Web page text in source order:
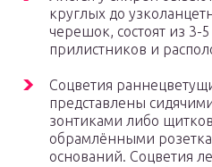
круглых до
черешок, состоят из 3-
прилистников и
Соцветия
представлены
зонтиками либо
обрамлёнными
оснований. Соцветия